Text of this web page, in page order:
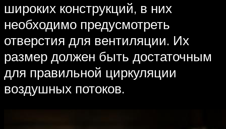
широких конструкций, в них
необходимо предусмотреть
отверстия для вентиляции. Их
размер должен быть достаточным
для правильной циркуляции
воздушных потоков.